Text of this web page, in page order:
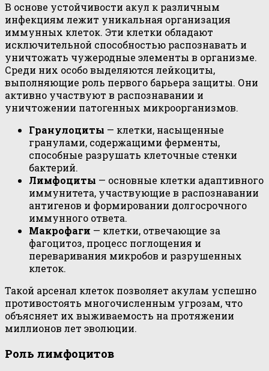
В основе устойчивости акул к различным
инфекциям лежит уникальная организация
иммунных клеток. Эти клетки обладают
исключительной способностью распознавать и
уничтожать чужеродные элементы в организме.
Среди них особо выделяются лейкоциты,
выполняющие роль первого барьера защиты. Они
активно участвуют в распознавании и
уничтожении патогенных микроорганизмов.
Гранулоциты — клетки, насыщенные
гранулами, содержащими ферменты,
способные разрушать клеточные стенки
бактерий.
Лимфоциты — основные клетки адаптивного
иммунитета, участвующие в распознавании
антигенов и формировании долгосрочного
иммунного ответа.
Макрофаги — клетки, отвечающие за
фагоцитоз, процесс поглощения и
переваривания микробов и разрушенных
клеток.
Такой арсенал клеток позволяет акулам успешно
противостоять многочисленным угрозам, что
объясняет их выживаемость на протяжении
миллионов лет эволюции.
Роль лимфоцитов